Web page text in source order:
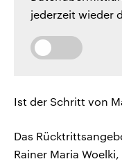
jederzeit wieder
Ist der Schritt von
Das
Rainer Maria